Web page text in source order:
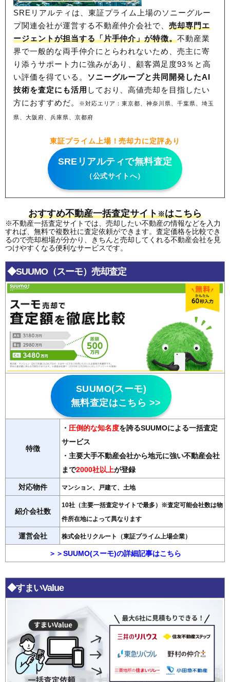
SREリアルティは、東証プライム上場のソニーグルー
プ関連会社が運営する不動産仲介会社で、売却専門エ
ージェントが担当する「片手仲介」が特徴。不動産業
界で一般的な両手仲介にとらわれないため、売主に寄
り添うサポート力に強みがあり、顧客満足度93％と高
い評価を得ている。 ソニーグループと共同開発したAI
技術を査定にも活用 しており、高値売却を目指したい
方におすすめだ。
※対応エリア：東京都、神奈川県、千葉県、埼玉
県、大阪府、兵庫県、京都府
東証プライム上場！売却力に定評あり
SREリアルティで無料査定
（公式サイトへ）
おすすめ不動産一括査定サイト※はこちら
※不動産一括査定サイトでは、売却したい不動産の情報などを入力
すれば、無料で複数社に査定依頼ができます。査定価格を比較でき
るので売却相場が分かり、きちんと売却してくれる不動産会社を見
つけやすくなる便利なサービスです。
◆SUUMO（スーモ）売却査定
SUUMO(スーモ)
無料査定はこちら >>
特徴
・ 圧倒的な知名度を誇るSUUMOによる一括査定
サービス
・主要大手不動産会社から地元に強い不動産会社
まで2000社以上が登録
対応物件 マンション、戸建て、土地
紹介会社数
10社（主要一括査定サイトで最多）※査定可能会社数は物
件所在地によって異なります
運営会社 株式会社リクルート（東証プライム上場企業）
＞＞SUUMO(スーモ)の詳細記事はこちら
◆すまいValue